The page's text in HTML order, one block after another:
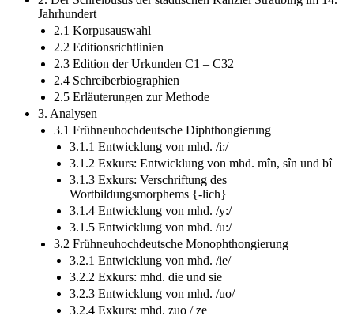
2. Der Schreibusus der städtischen Kanzlei Straubing im 14.
Jahrhundert
2.1 Korpusauswahl
2.2 Editionsrichtlinien
2.3 Edition der Urkunden C1 – C32
2.4 Schreiberbiographien
2.5 Erläuterungen zur Methode
3. Analysen
3.1 Frühneuhochdeutsche Diphthongierung
3.1.1 Entwicklung von mhd. /i:/
3.1.2 Exkurs: Entwicklung von mhd. mîn, sîn und bî
3.1.3 Exkurs: Verschriftung des
Wortbildungsmorphems {-lich}
3.1.4 Entwicklung von mhd. /y:/
3.1.5 Entwicklung von mhd. /u:/
3.2 Frühneuhochdeutsche Monophthongierung
3.2.1 Entwicklung von mhd. /ie/
3.2.2 Exkurs: mhd. die und sie
3.2.3 Entwicklung von mhd. /uo/